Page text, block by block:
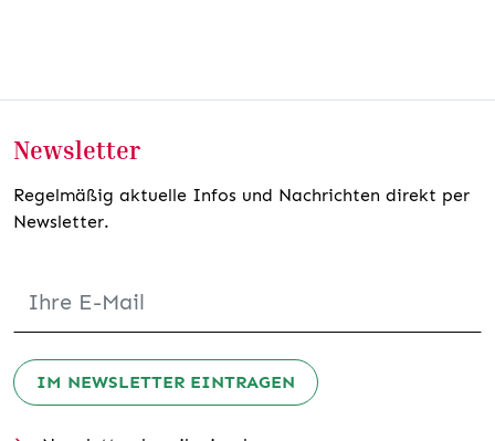
Newsletter
Regelmäßig aktuelle Infos und Nachrichten direkt per
Newsletter.
IM NEWSLETTER EINTRAGEN